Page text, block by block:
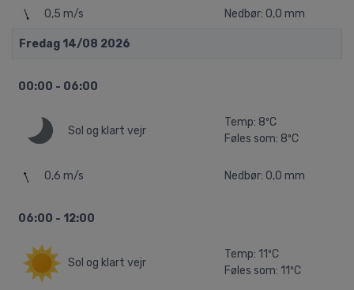
0,5 m/s Nedbør: 0,0 mm
Fredag 14/08 2026
00:00 - 06:00
Sol og klart vejr
Temp: 8ºC
Føles som: 8ºC
0,6 m/s Nedbør: 0,0 mm
06:00 - 12:00
Sol og klart vejr
Temp: 11ºC
Føles som: 11ºC